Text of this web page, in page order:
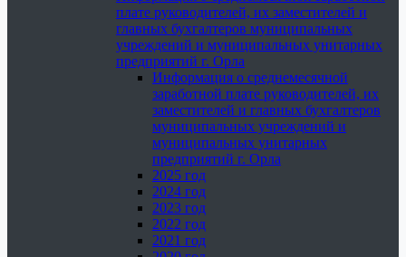
плате руководителей, их заместителей и
главных бухгалтеров муниципальных
учреждений и муниципальных унитарных
предприятий г. Орла
Информация о среднемесячной
заработной плате руководителей, их
заместителей и главных бухгалтеров
муниципальных учреждений и
муниципальных унитарных
предприятий г. Орла
2025 год
2024 год
2023 год
2022 год
2021 год